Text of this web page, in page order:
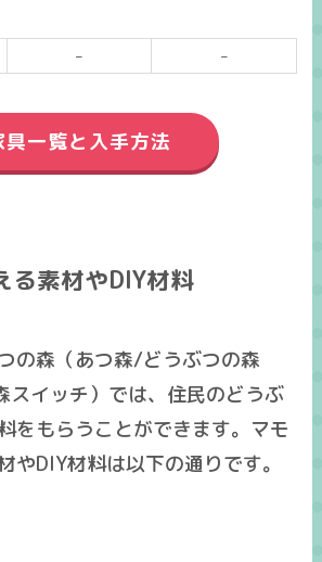
– –
具一覧と入手方法
る素材やDIY材料
の森（あつ森/どうぶつの森
イッチ）では、住民のどうぶ
をもらうことができます。マモ
やDIY材料は以下の通りです。